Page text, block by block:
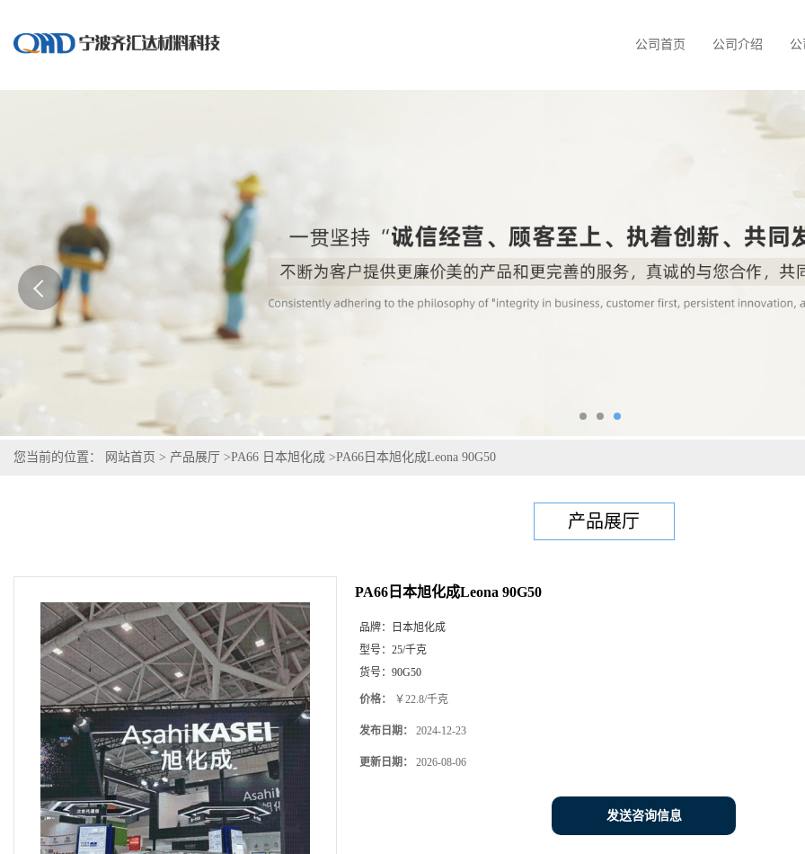
公司首页 公司介绍
您当前的位置： 网站首页 > 产品展厅 >PA66 日本旭化成 >PA66日本旭化成Leona 90G50
产品展厅
PA66日本旭化成Leona 90G50
品牌：
日本旭化成
型号： 25/千克
货号： 90G50
价格： ￥22.8/千克
发布日期： 2024-12-23
更新日期： 2026-08-06
发送咨询信息